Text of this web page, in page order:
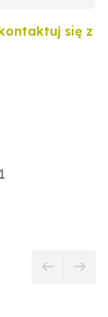
się z